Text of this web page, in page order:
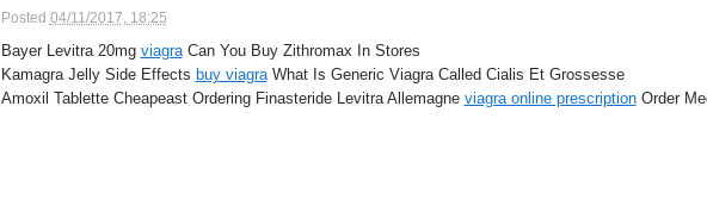
Posted 04/11/2017, 18:25
Bayer Levitra 20mg viagraCan You Buy Zithromax In Stores
Kamagra Jelly Side Effects buy viagraWhat Is Generic Viagra Called Cialis Et Grossesse
Amoxil Tablette Cheapeast Ordering Finasteride Levitra Allemagne viagra online prescriptionOrder